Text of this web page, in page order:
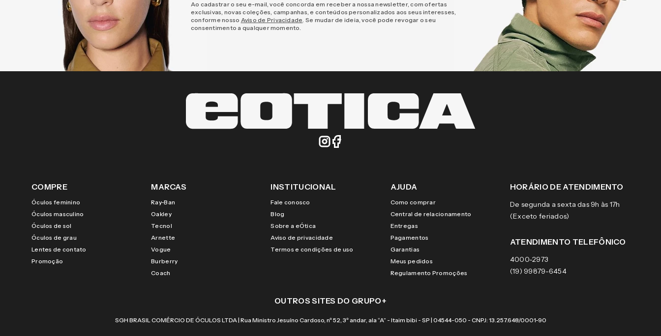
Ao cadastrar o seu e-mail, você concorda em receber a nossa newsletter, com ofertas
exclusivas, novas coleções, campanhas, e conteúdos personalizados aos seus interesses,
conforme nosso Aviso de Privacidade. Se mudar de ideia, você pode revogar o seu
consentimento a qualquer momento.
COMPRE
Óculos feminino
Óculos masculino
Óculos de sol
Óculos de grau
Lentes de contato
Promoção
MARCAS
Ray-Ban
Oakley
Tecnol
Arnette
Vogue
Burberry
Coach
INSTITUCIONAL
Fale conosco
Blog
Sobre a eÓtica
Aviso de privacidade
Termos e condições de uso
AJUDA
Como comprar
Central de relacionamento
Entregas
Pagamentos
Garantias
Meus pedidos
Regulamento Promoções
HORÁRIO DE ATENDIMENTO
De segunda a sexta das 9h às 17h
(Exceto feriados)
ATENDIMENTO TELEFÔNICO
4000-2973
(19) 99879-6454
OUTROS SITES DO GRUPO+
SGH BRASIL COMÉRCIO DE ÓCULOS LTDA | Rua Ministro Jesuíno Cardoso, nº 52, 3º andar, ala “A” - Itaim bibi - SP | 04544-050 - CNPJ: 13.257.648/0001-90